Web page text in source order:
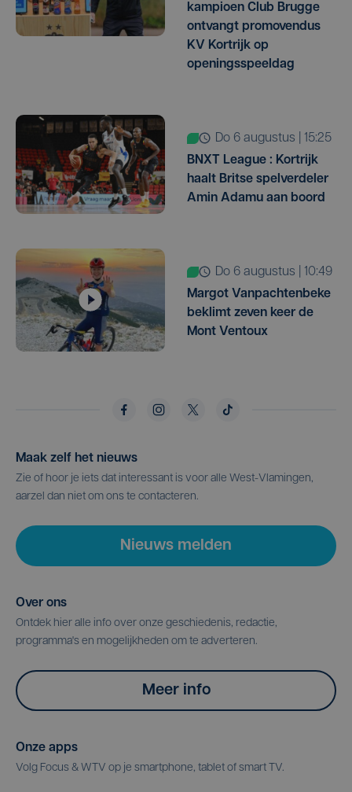
kampioen Club Brugge
ontvangt promovendus
KV Kortrijk op
openingsspeeldag
do 6 augustus | 15:25
BNXT League : Kortrijk
haalt Britse spelverdeler
Amin Adamu aan boord
do 6 augustus | 10:49
Margot Vanpachtenbeke
beklimt zeven keer de
Mont Ventoux
Maak zelf het nieuws
Zie of hoor je iets dat interessant is voor alle West-Vlamingen,
aarzel dan niet om ons te contacteren.
Nieuws melden
Over ons
Ontdek hier alle info over onze geschiedenis, redactie,
programma's en mogelijkheden om te adverteren.
Meer info
Onze apps
Volg Focus & WTV op je smartphone, tablet of smart TV.